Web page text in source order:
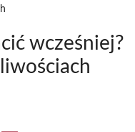
wcześniej?